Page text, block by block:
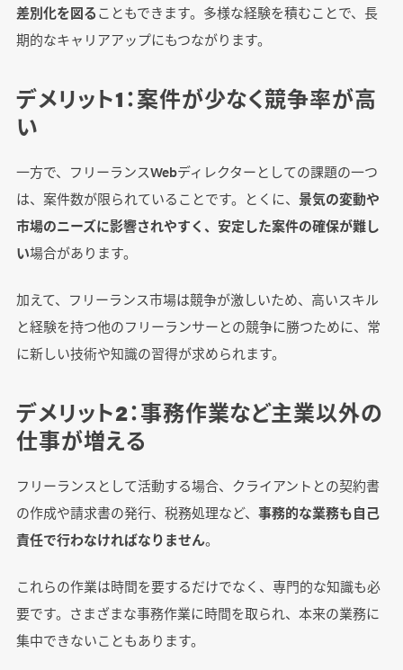
差別化を図ることもできます。多様な経験を積むことで、長
期的なキャリアアップにもつながります。
デメリット1：案件が少なく競争率が高
い
一方で、フリーランスWebディレクターとしての課題の一つ
は、案件数が限られていることです。とくに、 景気の変動や
市場のニーズに影響されやすく、安定した案件の確保が難し
い場合があります。
加えて、フリーランス市場は競争が激しいため、高いスキル
と経験を持つ他のフリーランサーとの競争に勝つために、常
に新しい技術や知識の習得が求められます。
デメリット2：事務作業など主業以外の
仕事が増える
フリーランスとして活動する場合、クライアントとの契約書
の作成や請求書の発行、税務処理など、 事務的な業務も自己
責任で行わなければなりません。
これらの作業は時間を要するだけでなく、専門的な知識も必
要です。さまざまな事務作業に時間を取られ、本来の業務に
集中できないこともあります。